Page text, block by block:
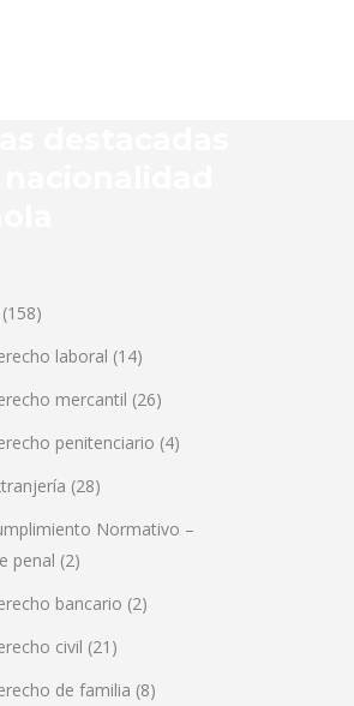
(158)
laboral (14)
mercantil (26)
penitenciario (4)
(28)
Normativo –
penal (2)
bancario (2)
civil (21)
de familia (8)